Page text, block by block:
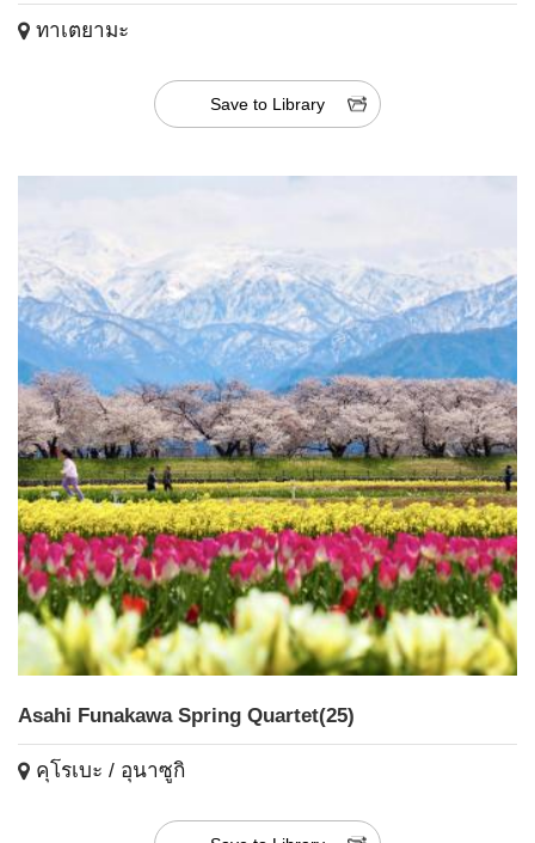
ทาเตยามะ
Save to Library
Asahi Funakawa Spring Quartet(25)
คุโรเบะ / อุนาซูกิ